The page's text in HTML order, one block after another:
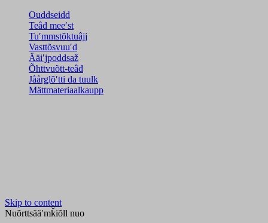
Ouddseidd
Teâđ meeʹst
Tuʹmmstõktuâjj
Vasttõsvuuʹd
Ääiʹjpoddsaž
Õhttvuõtt-teâđ
Jåårǥlõʹtti da tuulk
Mättmateriaalkaupp
Skip to content
Nuõrttsääʹmǩiõll nuo